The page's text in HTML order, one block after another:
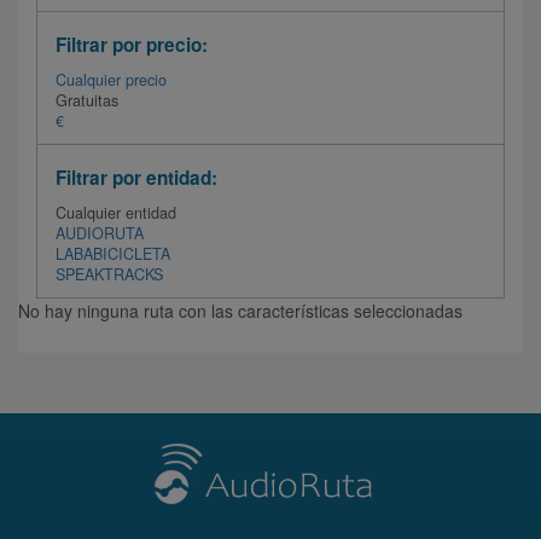
Filtrar por precio:
Cualquier precio
Gratuitas
€
Filtrar por entidad:
Cualquier entidad
AUDIORUTA
LABABICICLETA
SPEAKTRACKS
No hay ninguna ruta con las características seleccionadas